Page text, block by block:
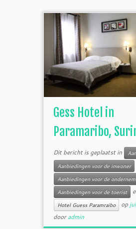
Gess Hotel in
Paramaribo,
Dit bericht is geplaatst in
Aanbiedingen voor de inwoner
Aanbiedingen voor de
Aanbiedingen voor de toerist
Hotel Guess Paramraibo op
dooradmin